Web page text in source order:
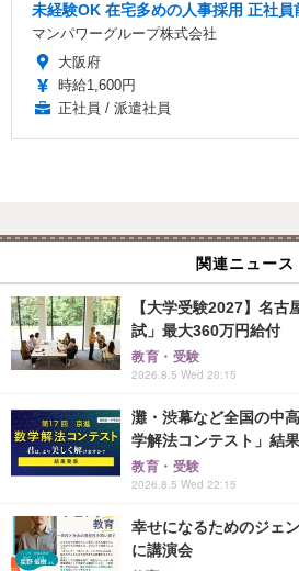
未経験OK 在宅多めの人事採用 正社員
マンパワーグループ株式会社
大阪府
時給1,600円
正社員 / 派遣社員
関連ニュース
【大学受験2027】名古
試」最大360万円給付
教育・受験
2026.8.5 Wed 20:15
灘・渋幕など全国の中
学解法コンテスト」結
教育・受験
2026.8.5 Wed 22:15
幸せになるためのジェ
に講演会